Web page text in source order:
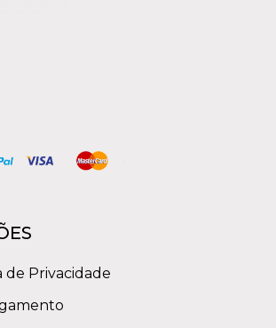
de Privacidade